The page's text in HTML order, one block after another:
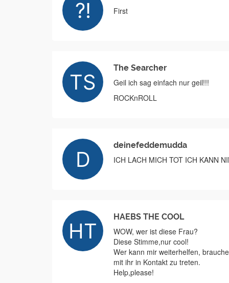
First
The Searcher
Geil ich sag einfach nur geil!!!
ROCKnROLL
deinefeddemudda
ICH LACH MICH TOT ICH KANN
HAEBS THE COOL
WOW, wer ist diese Frau?
Diese Stimme,nur cool!
Wer kann mir weiterhelfen,
mit ihr in Kontakt zu treten.
Help,please!